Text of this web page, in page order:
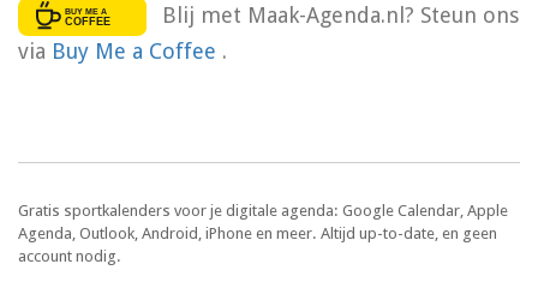
Blij met Maak-Agenda.nl? Steun ons
via Buy Me a Coffee .
Gratis sportkalenders voor je digitale agenda: Google Calendar, Apple
Agenda, Outlook, Android, iPhone en meer. Altijd up-to-date, en geen
account nodig.